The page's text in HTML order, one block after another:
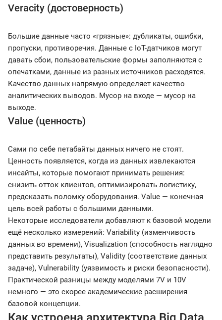
Veracity (достоверность)
Большие данные часто «грязные»: дубликаты, ошибки,
пропуски, противоречия. Данные с IoT-датчиков могут
давать сбои, пользовательские формы заполняются с
опечатками, данные из разных источников расходятся.
Качество данных напрямую определяет качество
аналитических выводов. Мусор на входе — мусор на
выходе.
Value (ценность)
Сами по себе петабайты данных ничего не стоят.
Ценность появляется, когда из данных извлекаются
инсайты, которые помогают принимать решения:
снизить отток клиентов, оптимизировать логистику,
предсказать поломку оборудования. Value — конечная
цель всей работы с большими данными.
Некоторые исследователи добавляют к базовой модели
ещё несколько измерений: Variability (изменчивость
данных во времени), Visualization (способность наглядно
представить результаты), Validity (соответствие данных
задаче), Vulnerability (уязвимость и риски безопасности).
Практической разницы между моделями 7V и 10V
немного — это скорее академические расширения
базовой концепции.